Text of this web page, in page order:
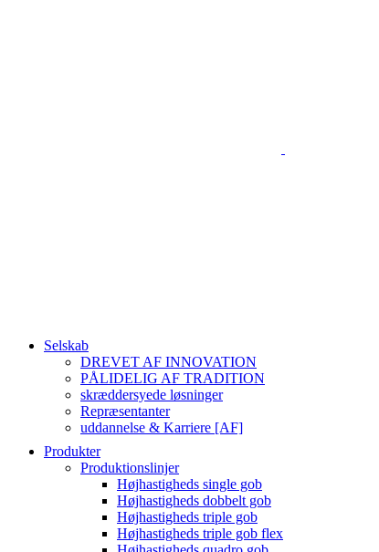
Selskab
DREVET AF INNOVATION
PÅLIDELIG AF TRADITION
skræddersyede løsninger
Repræsentanter
uddannelse & Karriere [AF]
Produkter
Produktionslinjer
Højhastigheds single gob
Højhastigheds dobbelt gob
Højhastigheds triple gob
Højhastigheds triple gob flex